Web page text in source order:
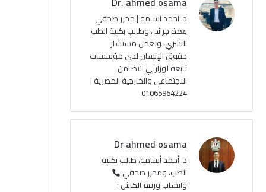
u
ر
ا
م
ل
م
و
ق
ع
S
S
د. احمد اسامه | محرر صحفي
بعدة جرائد ، وطالب بكلية الطب
البشري، ويعمل مستشار
حقوق الإنسان لدى مؤسسات
تابعة لوزارتي التضامن
الاجتماعي والخارجية المصرية |
01065964224
Dr ahmed osama
د. أحمد أسامة، طالب بكلية
الطب، ومحرر صحفي
واتساب ورقم الكاش :